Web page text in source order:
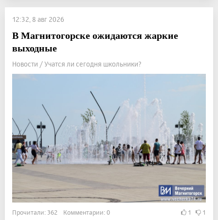
12:32, 8 авг 2026
В Магнитогорске ожидаются жаркие
выходные
Новости / Учатся ли сегодня школьники?
Прочитали: 362 Комментарии: 0 1 1